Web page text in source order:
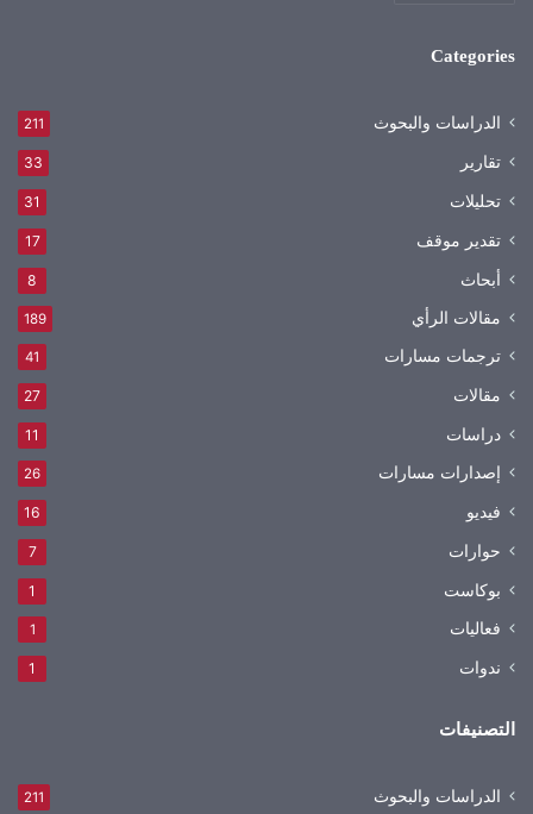
Categories
الدراسات والبحوث 211
تقارير 33
تحليلات 31
تقدير موقف 17
أبحاث 8
مقالات الرأي 189
ترجمات مسارات 41
مقالات 27
دراسات 11
إصدارات مسارات 26
فيديو 16
حوارات 7
بوكاست 1
فعاليات 1
ندوات 1
التصنيفات
الدراسات والبحوث 211